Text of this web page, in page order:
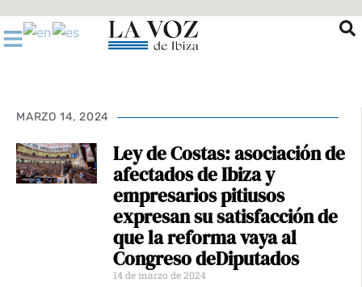
al
contenido
MARZO 14, 2024
Ley de Costas: asociación de
afectados de Ibiza y
empresarios pitiusos
expresan su satisfacción de
que la reforma vaya al
Congreso deDiputados
14 de marzo de 2024